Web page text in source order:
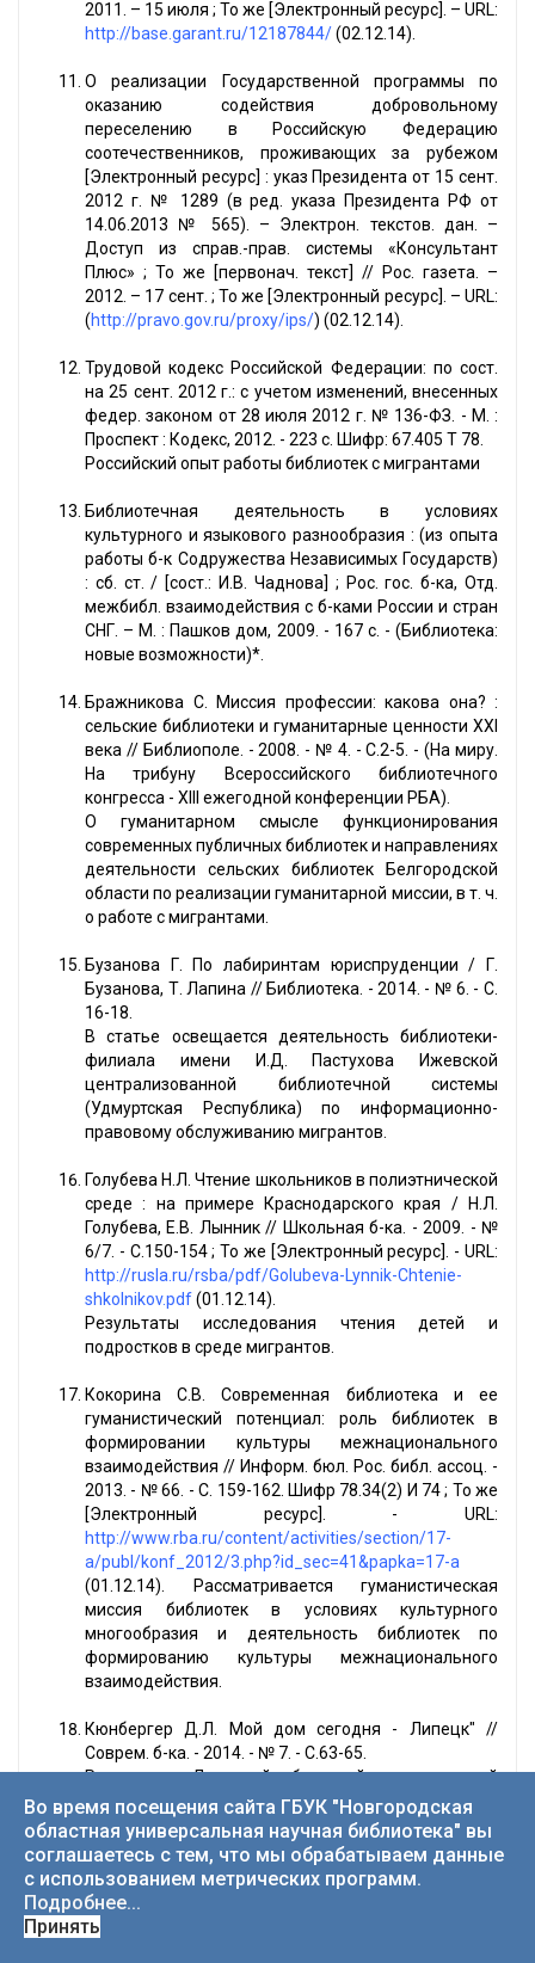
2011. – 15 июля ; То же [Электронный ресурс]. – URL:
http://base.garant.ru/12187844/(02.12.14).
О реализации Государственной программы по
оказанию содействия добровольному
переселению в Российскую Федерацию
соотечественников, проживающих за рубежом
[Электронный ресурс] : указ Президента от 15 сент.
2012 г. № 1289 (в ред. указа Президента РФ от
14.06.2013 № 565). – Электрон. текстов. дан. –
Доступ из справ.-прав. системы «Консультант
Плюс» ; То же [первонач. текст] // Рос. газета. –
2012. – 17 сент. ; То же [Электронный ресурс]. – URL:
(http://pravo.gov.ru/proxy/ips/) (02.12.14).
Трудовой кодекс Российской Федерации: по сост.
на 25 сент. 2012 г.: с учетом изменений, внесенных
федер. законом от 28 июля 2012 г. № 136-ФЗ. - М. :
Проспект : Кодекс, 2012. - 223 с. Шифр: 67.405 Т 78.
Российский опыт работы библиотек с мигрантами
Библиотечная деятельность в условиях
культурного и языкового разнообразия : (из опыта
работы б-к Содружества Независимых Государств)
: сб. ст. / [сост.: И.В. Чаднова] ; Рос. гос. б-ка, Отд.
межбибл. взаимодействия с б-ками России и стран
СНГ. – М. : Пашков дом, 2009. - 167 с. - (Библиотека:
новые возможности)*.
Бражникова С. Миссия профессии: какова она? :
сельские библиотеки и гуманитарные ценности ХХI
века // Библиополе. - 2008. - № 4. - С.2-5. - (На миру.
На трибуну Всероссийского библиотечного
конгресса - ХIII ежегодной конференции РБА).
О гуманитарном смысле функционирования
современных публичных библиотек и направлениях
деятельности сельских библиотек Белгородской
области по реализации гуманитарной миссии, в т. ч.
о работе с мигрантами.
Бузанова Г. По лабиринтам юриспруденции / Г.
Бузанова, Т. Лапина // Библиотека. - 2014. - № 6. - С.
16-18.
В статье освещается деятельность библиотеки-
филиала имени И.Д. Пастухова Ижевской
централизованной библиотечной системы
(Удмуртская Республика) по информационно-
правовому обслуживанию мигрантов.
Голубева Н.Л. Чтение школьников в полиэтнической
среде : на примере Краснодарского края / Н.Л.
Голубева, Е.В. Лынник // Школьная б-ка. - 2009. - №
6/7. - С.150-154 ; То же [Электронный ресурс]. - URL:
http://rusla.ru/rsba/pdf/Golubeva-Lynnik-Chtenie-
shkolnikov.pdf(01.12.14).
Результаты исследования чтения детей и
подростков в среде мигрантов.
Кокорина С.В. Современная библиотека и ее
гуманистический потенциал: роль библиотек в
формировании культуры межнационального
взаимодействия // Информ. бюл. Рос. библ. ассоц. -
2013. - № 66. - С. 159-162. Шифр 78.34(2) И 74 ; То же
[Электронный ресурс]. - URL:
http://www.rba.ru/content/activities/section/17-
a/publ/konf_2012/3.php?id_sec=41&papka=17-a
(01.12.14). Рассматривается гуманистическая
миссия библиотек в условиях культурного
многообразия и деятельность библиотек по
формированию культуры межнационального
взаимодействия.
Кюнбергер Д.Л. Мой дом сегодня - Липецк" //
Соврем. б-ка. - 2014. - № 7. - С.63-65.
Реализация Липецкой областной универсальной
научной библиотекой проекта "Мой дом сегодня -
Липецк", направленного на обучение мигрантов
русскому языку.
Лапичкова В.П. БАРК в системе формирования
библиотечного пространства Карелии // Информ.
бюл. Рос. библ. ассоц. - 2009. - № 51. - С.115-117. -
Во время посещения сайта ГБУК "Новгородская
областная универсальная научная библиотека" вы
соглашаетесь с тем, что мы обрабатываем данные
с использованием метрических программ.
Подробнее...
Принять